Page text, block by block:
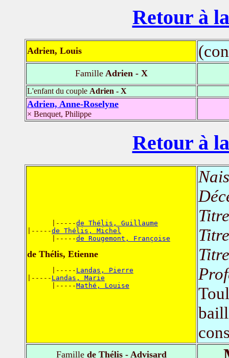
Retour à
Adrien, Louis
FamilleAdrien - X
L'enfant du couple Adrien - X
Adrien, Anne-Roselyne
× Benquet, Philippe
Retour à
      |-----
de Thélis, Guillaume
|-----de Thélis, Michel
      |-----
de Rougemont, Françoise
de Thélis, Etienne
      |-----
Landas, Pierre
|----- Landas, Marie
      |-----
Mathé, Louise
Famillede Thélis - Advisard